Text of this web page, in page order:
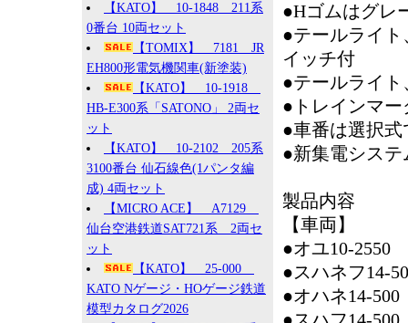
【KATO】 10-1848 211系
0番台 10両セット
【TOMIX】 7181 JR
EH800形電気機関車(新塗装)
【KATO】 10-1918
HB-E300系「SATONO」 2両セ
ット
【KATO】 10-2102 205系
3100番台 仙石線色(1パンタ編
成) 4両セット
【MICRO ACE】 A7129
仙台空港鉄道SAT721系 2両セ
ット
【KATO】 25-000
KATO Nゲージ・HOゲージ鉄道
模型カタログ2026
●Hゴムはグレ
●テールライト
イッチ付
●テールライ
●トレインマ
●車番は選択
●新集電シス
製品内容
【車両】
●オユ10-2550
●スハネフ14-
●オハネ14-500